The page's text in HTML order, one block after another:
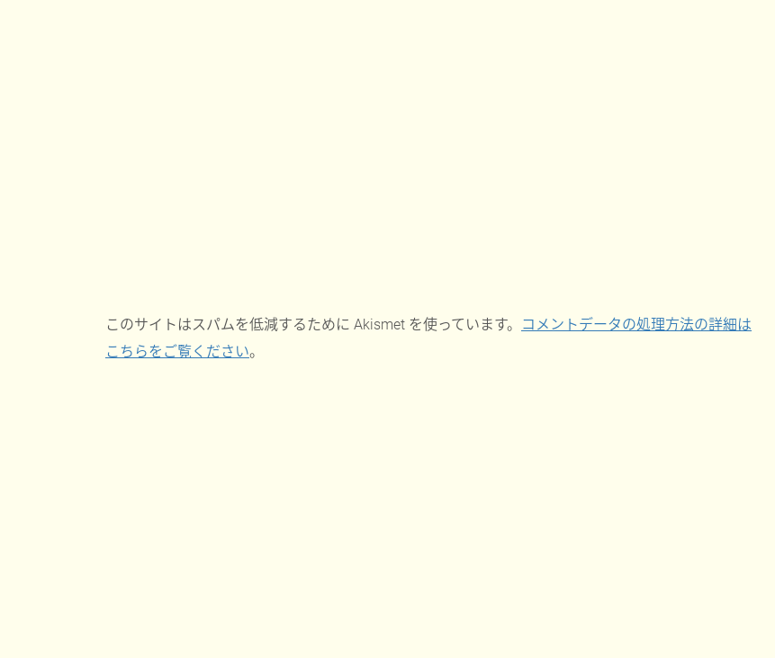
このサイトはスパムを低減するために Akismet を使っています。 コメントデータの処理方法の詳細は
こちらをご覧ください。